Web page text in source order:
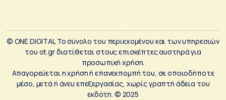
© ONE DIGITAL Το σύνολο του περιεχομένου και των υπηρεσιών
του ot.gr διατίθεται στους επισκέπτες αυστηρά για
προσωπική χρήση.
Απαγορεύεται η χρήση ή επανεκπομπή του, σε οποιοδήποτε
μέσο, μετά ή άνευ επεξεργασίας, χωρίς γραπτή άδεια του
εκδότη. © 2025